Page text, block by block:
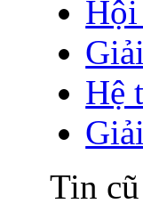
Hội
Hệ
Tin